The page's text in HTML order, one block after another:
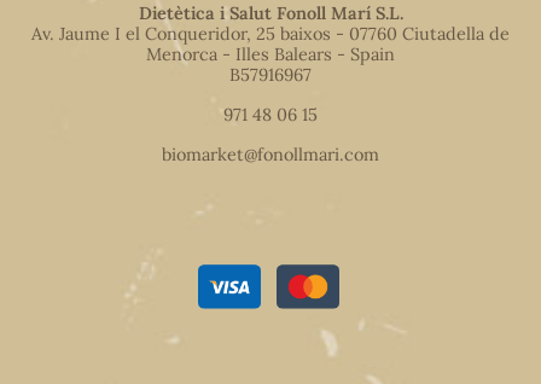
Dietètica i Salut Fonoll Marí S.L.
Av. Jaume I el Conqueridor, 25 baixos - 07760 Ciutadella de
Menorca - Illes Balears - Spain
B57916967
971 48 06 15
biomarket@fonollmari.com